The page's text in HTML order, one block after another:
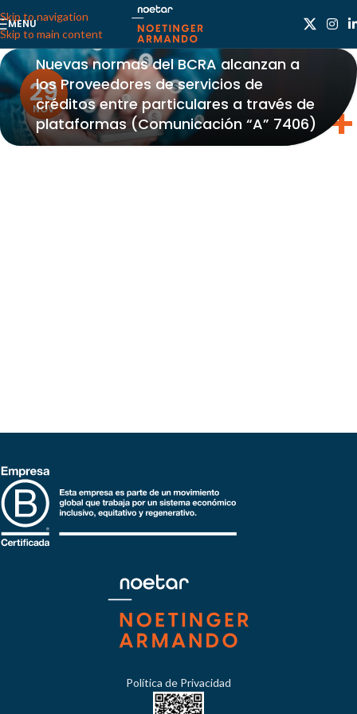
Skip to navigation
Skip to main content
MENU
29
NOV
Nuevas normas del BCRA alcanzan a
los Proveedores de servicios de
créditos entre particulares a través de
plataformas (Comunicación “A” 7406)
Política de Privacidad